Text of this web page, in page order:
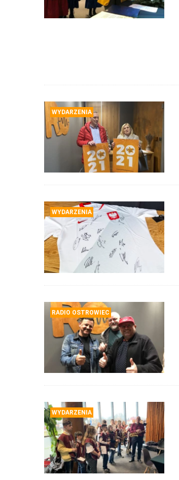
WYDARZENIA
WYDARZENIA
RADIO OSTROWIEC
WYDARZENIA